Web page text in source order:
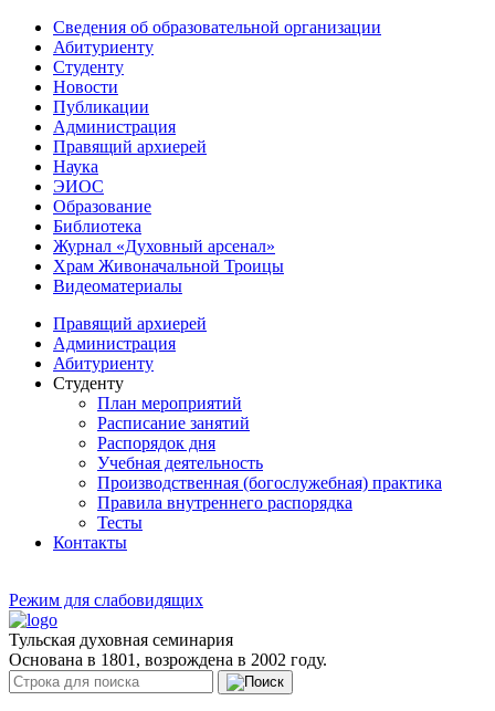
Сведения об образовательной организации
Абитуриенту
Студенту
Новости
Публикации
Администрация
Правящий архиерей
Наука
ЭИОС
Образование
Библиотека
Журнал «Духовный арсенал»
Храм Живоначальной Троицы
Видеоматериалы
Правящий архиерей
Администрация
Абитуриенту
Студенту
План мероприятий
Расписание занятий
Распорядок дня
Учебная деятельность
Производственная (богослужебная) практика
Правила внутреннего распорядка
Тесты
Контакты
Режим для слабовидящих
Тульская духовная семинария
Основана в 1801, возрождена в 2002 году.